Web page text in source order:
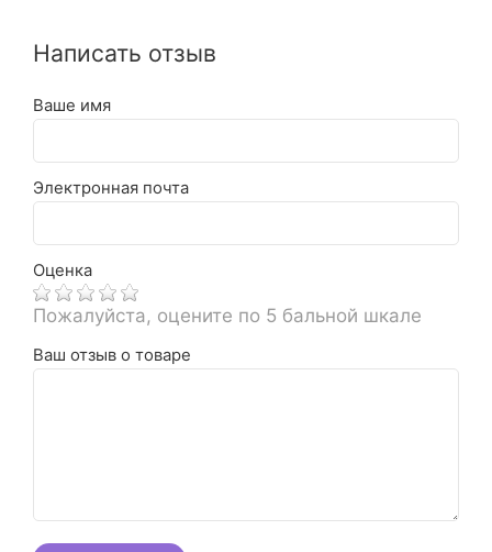
Написать отзыв
Ваше имя
Электронная почта
Оценка
Пожалуйста, оцените по 5 бальной шкале
Ваш отзыв о товаре